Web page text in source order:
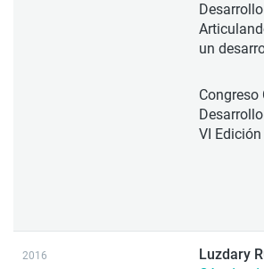
un
Congreso
VI Edición
2016
Luzdary